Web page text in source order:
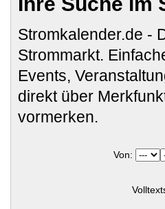
Stromkalender.de -
Strommarkt.
Events,
direkt über
vormerken.
Von: